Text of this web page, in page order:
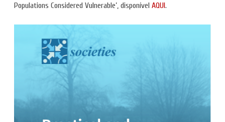
Populations Considered Vulnerable’, disponível AQUI.